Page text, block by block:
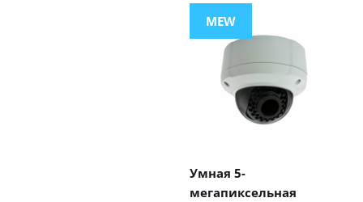
MEW
Умная 5-
мегапиксельная